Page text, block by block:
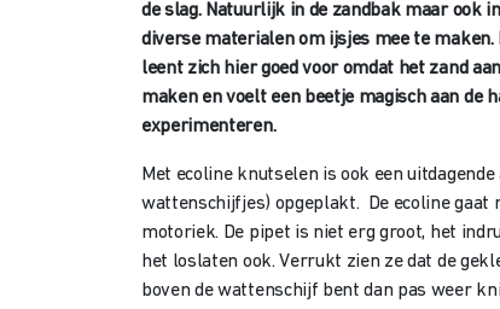
de slag. Natuurlijk in de zandbak maar ook
diverse materialen om ijsjes mee te
leent zich hier goed voor omdat het zand
maken en voelt een beetje magisch aan de
experimenteren.
Met ecoline knutselen is ook een
wattenschijfjes) opgeplakt. De ecoline gaat
motoriek. De pipet is niet erg groot, het
het loslaten ook. Verrukt zien ze dat de
boven de wattenschijf bent dan pas weer